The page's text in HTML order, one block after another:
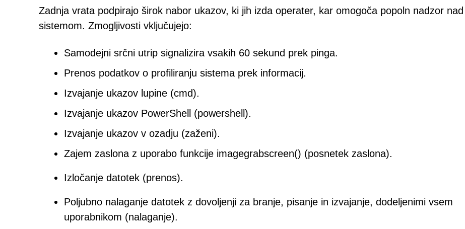
Zadnja vrata podpirajo širok nabor ukazov, ki jih izda operater, kar omogoča popoln nadzor nad
sistemom. Zmogljivosti vključujejo:
Samodejni srčni utrip signalizira vsakih 60 sekund prek pinga.
Prenos podatkov o profiliranju sistema prek informacij.
Izvajanje ukazov lupine (cmd).
Izvajanje ukazov PowerShell (powershell).
Izvajanje ukazov v ozadju (zaženi).
Zajem zaslona z uporabo funkcije imagegrabscreen() (posnetek zaslona).
Izločanje datotek (prenos).
Poljubno nalaganje datotek z dovoljenji za branje, pisanje in izvajanje, dodeljenimi vsem
uporabnikom (nalaganje).